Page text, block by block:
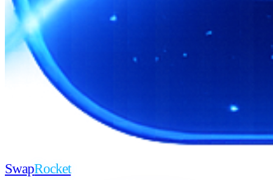
SwapRocket